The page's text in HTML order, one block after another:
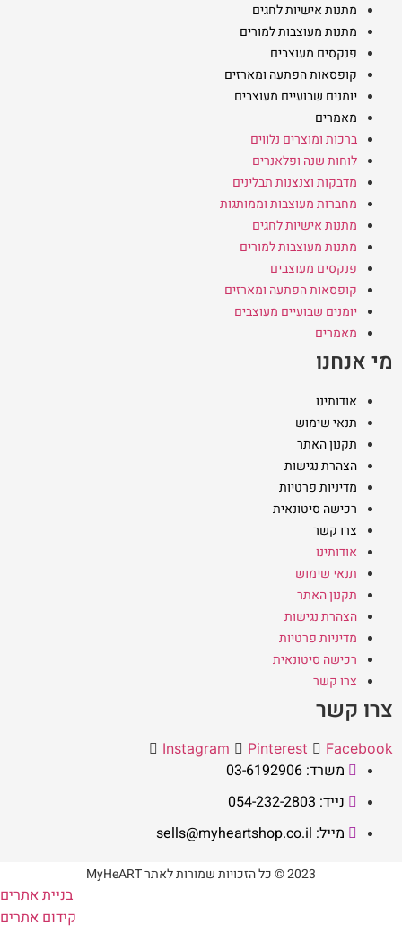
מתנות אישיות לחגים
מתנות מעוצבות למורים
פנקסים מעוצבים
קופסאות הפתעה ומארזים
יומנים שבועיים מעוצבים
מאמרים
ברכות ומוצרים נלווים
לוחות שנה ופלאנרים
מדבקות וצנצנות תבלינים
מחברות מעוצבות וממותגות
מתנות אישיות לחגים
מתנות מעוצבות למורים
פנקסים מעוצבים
קופסאות הפתעה ומארזים
יומנים שבועיים מעוצבים
מאמרים
מי אנחנו
אודותינו
תנאי שימוש
תקנון האתר
הצהרת נגישות
מדיניות פרטיות
רכישה סיטונאית
צרו קשר
אודותינו
תנאי שימוש
תקנון האתר
הצהרת נגישות
מדיניות פרטיות
רכישה סיטונאית
צרו קשר
צרו קשר
Instagram Pinterest Facebook
משרד: 03-6192906
נייד: 054-232-2803
מייל: sells@myheartshop.co.il
2023 © כל הזכויות שמורות לאתר MyHeART
בניית אתרים
קידום אתרים